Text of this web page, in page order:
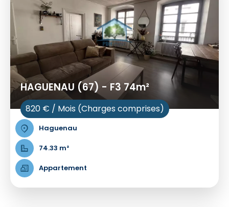
HAGUENAU (67) - F3 74m²
820 € / Mois (Charges comprises)
Haguenau
74.33 m²
Appartement